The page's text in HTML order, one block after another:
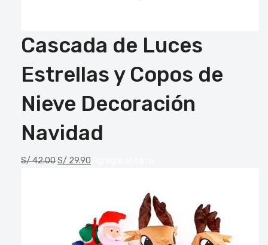
Cascada de Luces
Estrellas y Copos de
Nieve Decoración
Navidad
S/42.00S/ 29.90